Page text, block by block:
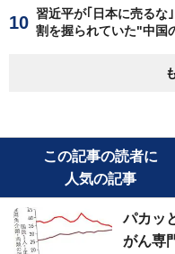
習近平が｢日本に売る
割を握られていた"中国
この記事の読者に
人気の記事
パカッ
がん専